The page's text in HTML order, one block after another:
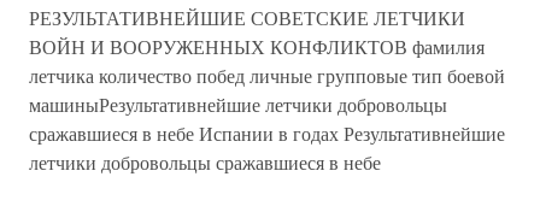
РЕЗУЛЬТАТИВНЕЙШИЕ СОВЕТСКИЕ ЛЕТЧИКИ
ВОЙН И ВООРУЖЕННЫХ КОНФЛИКТОВ фамилия
летчика количество побед личные групповые тип боевой
машиныРезультативнейшие летчики добровольцы
сражавшиеся в небе Испании в годах Результативнейшие
летчики добровольцы сражавшиеся в небе